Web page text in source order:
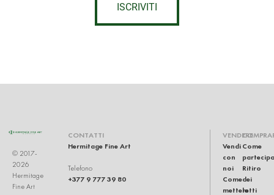
ISCRIVITI
© 2017-
2026
Hermitage
Fine Art
CONTATTI
Hermitage Fine Art
Telefono
+377 9 777 39 80
VENDERE
Vendi
con
noi
Come
mettere
Come
Ritiro
dei
lotti